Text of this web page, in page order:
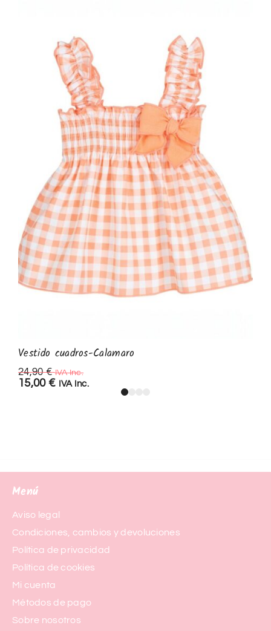
Vestido cuadros-Calamaro
24,90€ IVA Inc.
15,00 € IVA Inc.
Menú
Aviso legal
Condiciones, cambios y devoluciones
Política de privacidad
Política de cookies
Mi cuenta
Métodos de pago
Sobre nosotros